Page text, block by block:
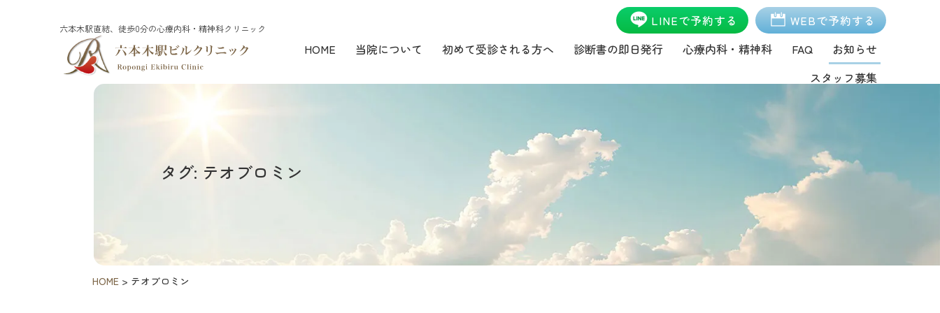
六本木駅直結、徒歩0分の心療内科・精神科クリニック LINEで予約する
WEBで予約する
HOME
当院について 初めて受診される方へ 診断書の即日発行 心療内科・精神科 FAQ
お知らせ
スタッフ募集
タグ: テオブロミン
HOME > テオブロミン